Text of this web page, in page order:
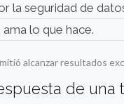
la seguridad de
lo que hace.
alcanzar resultados
de una